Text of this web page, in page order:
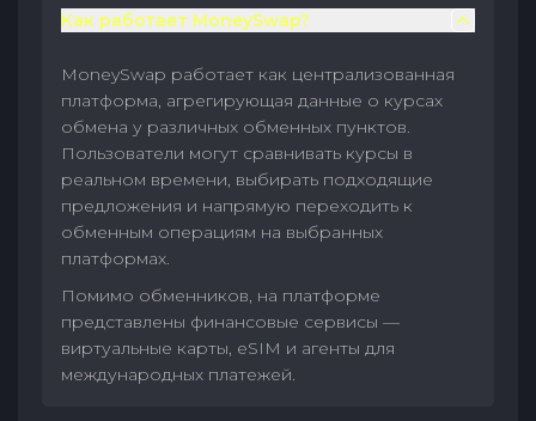
Как работает MoneySwap?
MoneySwap работает как централизованная
платформа, агрегирующая данные о курсах
обмена у различных обменных пунктов.
Пользователи могут сравнивать курсы в
реальном времени, выбирать подходящие
предложения и напрямую переходить к
обменным операциям на выбранных
платформах.
Помимо обменников, на платформе
представлены финансовые сервисы —
виртуальные карты, eSIM и агенты для
международных платежей.